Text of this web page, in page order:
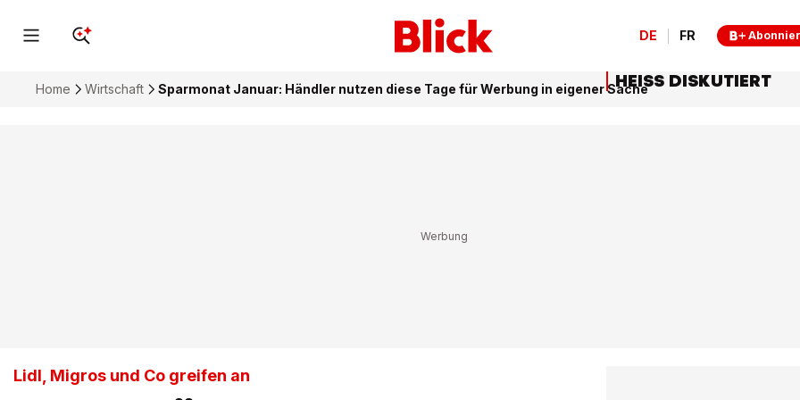
DE FR
Home Wirtschaft Sparmonat Januar: Händler nutzen diese Tage für Werbung in eigener Sache
Lidl, Migros und Co greifen an
HEISS DISKUTIERT